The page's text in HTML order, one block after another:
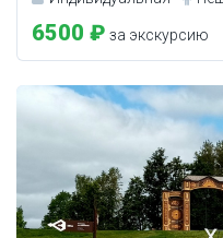
6500 ₽ за экскурсию